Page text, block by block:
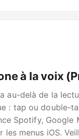
à la voix
au-delà de la
: tap ou double-
Spotify, Google
les menus iOS.